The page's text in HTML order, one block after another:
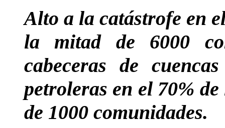
Alto a la catástrofe en
la mitad de 6000
cabeceras de
petroleras en el 70%
de 1000 comunidades.